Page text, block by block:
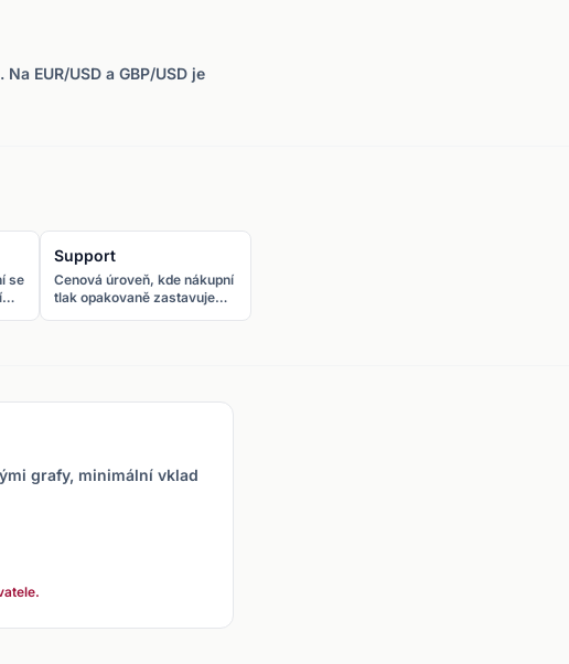
EUR/USD a GBP/USD je
se
Support
Cenová úroveň, kde nákupní
tlak opakovaně zastavuje
grafy, minimální vklad